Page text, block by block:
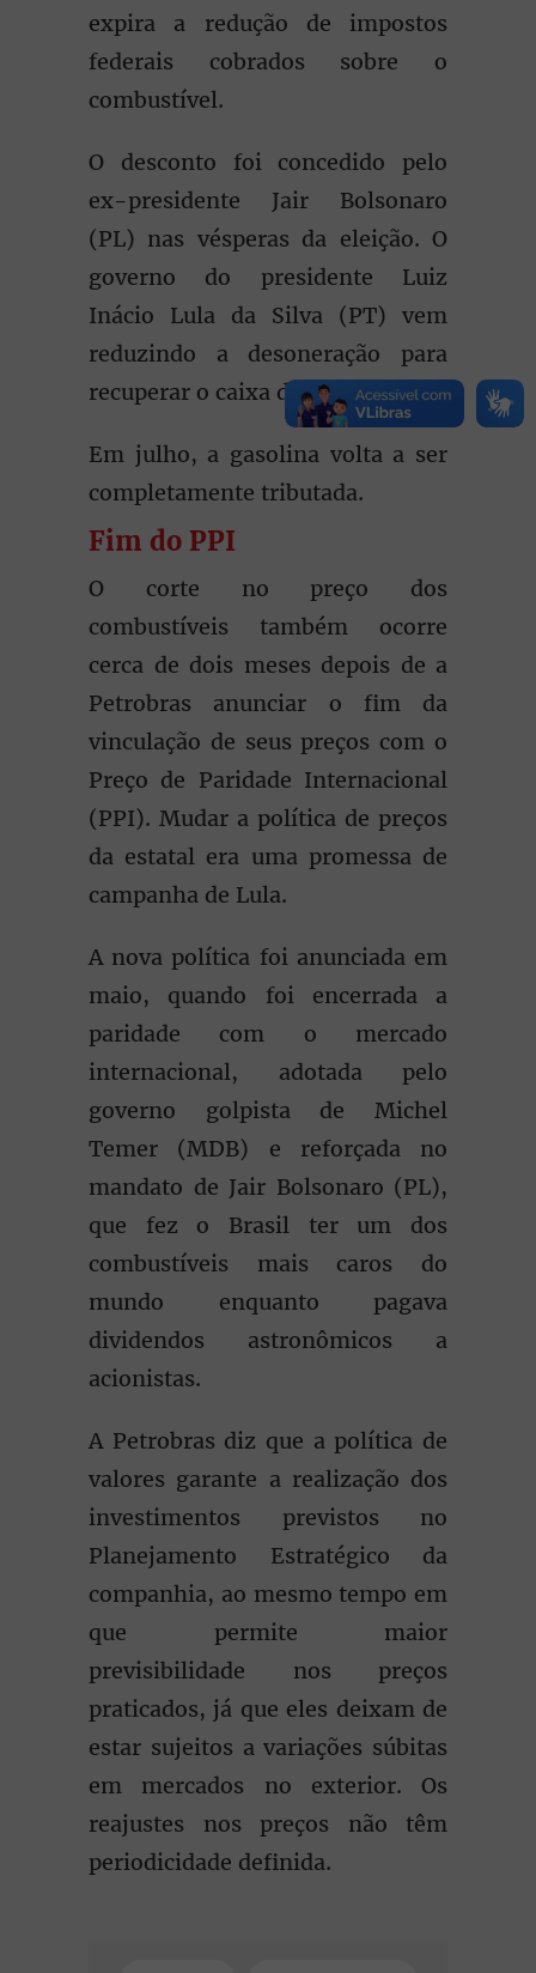
expira a redução de impostos
federais cobrados sobre o
combustível.
O desconto foi concedido pelo
ex-presidente Jair Bolsonaro
(PL) nas vésperas da eleição. O
governo do presidente Luiz
Inácio Lula da Silva (PT) vem
reduzindo a desoneração para
recuperar o caixa da União.
Em julho, a gasolina volta a ser
completamente tributada.
Fim do PPI
O corte no preço dos
combustíveis também ocorre
cerca de dois meses depois de a
Petrobras anunciar o fim da
vinculação de seus preços com o
Preço de Paridade Internacional
(PPI). Mudar a política de preços
da estatal era uma promessa de
campanha de Lula.
A nova política foi anunciada em
maio, quando foi encerrada a
paridade com o mercado
internacional, adotada pelo
governo golpista de Michel
Temer (MDB) e reforçada no
mandato de Jair Bolsonaro (PL),
que fez o Brasil ter um dos
combustíveis mais caros do
mundo enquanto pagava
dividendos astronômicos a
acionistas.
A Petrobras diz que a política de
valores garante a realização dos
investimentos previstos no
Planejamento Estratégico da
companhia, ao mesmo tempo em
que permite maior
previsibilidade nos preços
praticados, já que eles deixam de
estar sujeitos a variações súbitas
em mercados no exterior. Os
reajustes nos preços não têm
periodicidade definida.